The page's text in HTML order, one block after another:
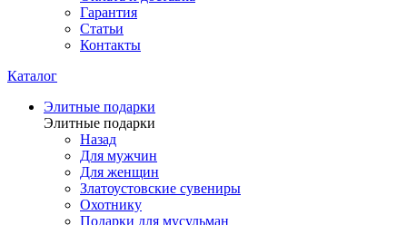
Гарантия
Статьи
Контакты
Каталог
Элитные подарки
Элитные подарки
Назад
Для мужчин
Для женщин
Златоустовские сувениры
Охотнику
Подарки для мусульман